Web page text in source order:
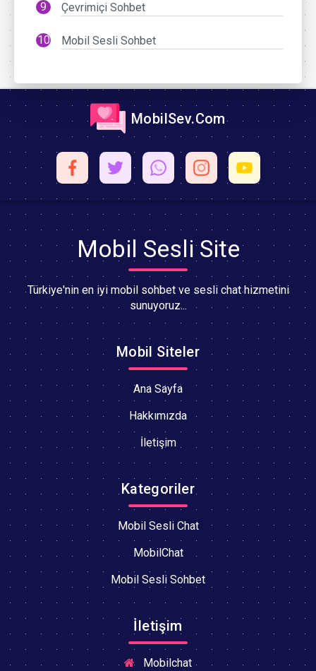
Çevrimiçi Sohbet
Mobil Sesli Sohbet
MobilSev.Com
Mobil Sesli Site
Türkiye'nin en iyi mobil sohbet ve sesli chat hizmetini
sunuyoruz...
Mobil Siteler
Ana Sayfa
Hakkımızda
İletişim
Kategoriler
Mobil Sesli Chat
MobilChat
Mobil Sesli Sohbet
İletişim
Mobilchat